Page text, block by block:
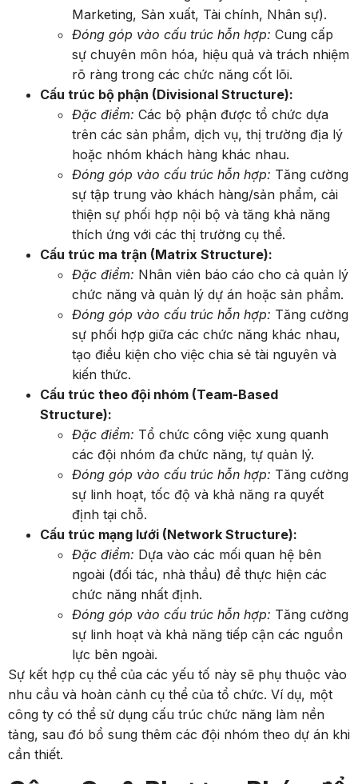
Marketing, Sản xuất, Tài chính, Nhân sự).
Đóng góp vào cấu trúc hỗn hợp: Cung cấp
sự chuyên môn hóa, hiệu quả và trách nhiệm
rõ ràng trong các chức năng cốt lõi.
Cấu trúc bộ phận (Divisional Structure):
Đặc điểm: Các bộ phận được tổ chức dựa
trên các sản phẩm, dịch vụ, thị trường địa lý
hoặc nhóm khách hàng khác nhau.
Đóng góp vào cấu trúc hỗn hợp: Tăng cường
sự tập trung vào khách hàng/sản phẩm, cải
thiện sự phối hợp nội bộ và tăng khả năng
thích ứng với các thị trường cụ thể.
Cấu trúc ma trận (Matrix Structure):
Đặc điểm: Nhân viên báo cáo cho cả quản lý
chức năng và quản lý dự án hoặc sản phẩm.
Đóng góp vào cấu trúc hỗn hợp: Tăng cường
sự phối hợp giữa các chức năng khác nhau,
tạo điều kiện cho việc chia sẻ tài nguyên và
kiến thức.
Cấu trúc theo đội nhóm (Team-Based
Structure):
Đặc điểm: Tổ chức công việc xung quanh
các đội nhóm đa chức năng, tự quản lý.
Đóng góp vào cấu trúc hỗn hợp: Tăng cường
sự linh hoạt, tốc độ và khả năng ra quyết
định tại chỗ.
Cấu trúc mạng lưới (Network Structure):
Đặc điểm: Dựa vào các mối quan hệ bên
ngoài (đối tác, nhà thầu) để thực hiện các
chức năng nhất định.
Đóng góp vào cấu trúc hỗn hợp: Tăng cường
sự linh hoạt và khả năng tiếp cận các nguồn
lực bên ngoài.
Sự kết hợp cụ thể của các yếu tố này sẽ phụ thuộc vào
nhu cầu và hoàn cảnh cụ thể của tổ chức. Ví dụ, một
công ty có thể sử dụng cấu trúc chức năng làm nền
tảng, sau đó bổ sung thêm các đội nhóm theo dự án khi
cần thiết.